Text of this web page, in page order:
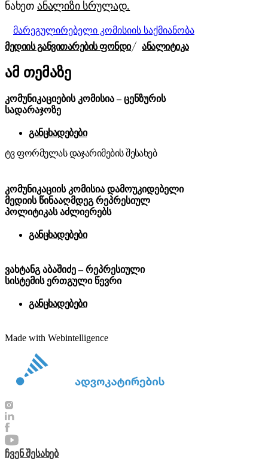
ნახეთ ანალიზი სრულად.
მარეგულირებელი კომისიის საქმიანობა
ᲛᲔᲓᲘᲘᲡ ᲒᲐᲜᲕᲘᲗᲐᲠᲔᲑᲘᲡ ᲤᲝᲜᲓᲘ
ᲐᲜᲐᲚᲘᲢᲘᲙᲐ
ამ თემაზე
კომუნიკაციების კომისია – ცენზურის
სადარაჯოზე
განცხადებები
ტვ ფორმულას დაჯარიმების შესახებ
კომუნიკაციის კომისია დამოუკიდებელი
მედიის წინააღმდეგ რეპრესიულ
პოლიტიკას აძლიერებს
განცხადებები
ვახტანგ აბაშიძე – რეპრესიული
სისტემის ერთგული წევრი
განცხადებები
Made with Webintelligence
ჩვენ შესახებ